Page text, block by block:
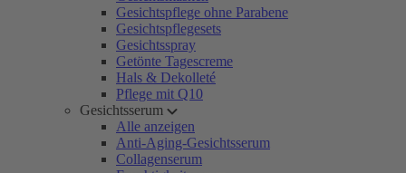
Gesichtspflege ohne Parabene
Gesichtspflegesets
Gesichtsspray
Getönte Tagescreme
Hals & Dekolleté
Pflege mit Q10
Gesichtsserum
Alle anzeigen
Anti-Aging-Gesichtsserum
Collagenserum